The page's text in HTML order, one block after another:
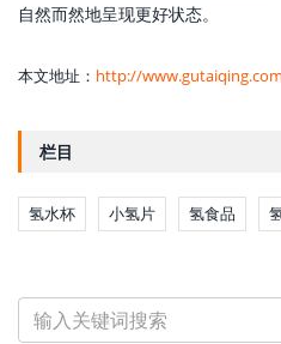
自然而然地呈现更好状态。
本文地址： http://
栏目
氢水杯 小氢片 氢食品